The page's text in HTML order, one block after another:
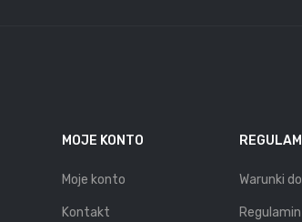
MOJE KONTO
Moje konto
Kontakt
Warunki